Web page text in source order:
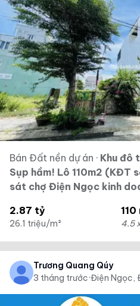
Bán Đất nền dự án · Khu đô
Sụp hầm! Lô 110m2 (KĐT
sát chợ Điện Ngọc kinh
2.87 tỷ
26.1 triệu/m²
110
4.5
Trương Quang Qúy
3 tháng trước·Điện Ngọc,